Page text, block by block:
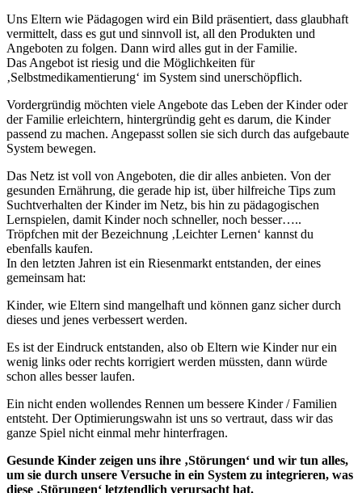
Uns Eltern wie Pädagogen wird ein Bild präsentiert, dass glaubhaft
vermittelt, dass es gut und sinnvoll ist, all den Produkten und
Angeboten zu folgen. Dann wird alles gut in der Familie.
Das Angebot ist riesig und die Möglichkeiten für
‚Selbstmedikamentierung‘ im System sind unerschöpflich.
Vordergründig möchten viele Angebote das Leben der Kinder oder
der Familie erleichtern, hintergründig geht es darum, die Kinder
passend zu machen. Angepasst sollen sie sich durch das aufgebaute
System bewegen.
Das Netz ist voll von Angeboten, die dir alles anbieten. Von der
gesunden Ernährung, die gerade hip ist, über hilfreiche Tips zum
Suchtverhalten der Kinder im Netz, bis hin zu pädagogischen
Lernspielen, damit Kinder noch schneller, noch besser…..
Tröpfchen mit der Bezeichnung ‚Leichter Lernen‘ kannst du
ebenfalls kaufen.
In den letzten Jahren ist ein Riesenmarkt entstanden, der eines
gemeinsam hat:
Kinder, wie Eltern sind mangelhaft und können ganz sicher durch
dieses und jenes verbessert werden.
Es ist der Eindruck entstanden, also ob Eltern wie Kinder nur ein
wenig links oder rechts korrigiert werden müssten, dann würde
schon alles besser laufen.
Ein nicht enden wollendes Rennen um bessere Kinder / Familien
entsteht. Der Optimierungswahn ist uns so vertraut, dass wir das
ganze Spiel nicht einmal mehr hinterfragen.
Gesunde Kinder zeigen uns ihre ‚Störungen‘ und wir tun alles,
um sie durch unsere Versuche in ein System zu integrieren, was
diese ‚Störungen‘ letztendlich verursacht hat.